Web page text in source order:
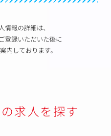
情報の詳細は、
登録いただいた後に
内しております。
求人を探す